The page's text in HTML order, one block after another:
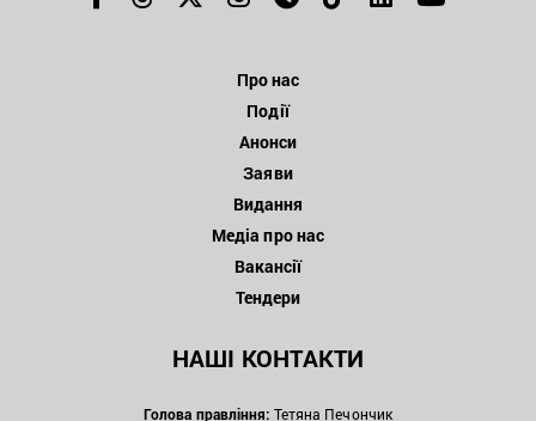
Про нас
Події
Анонси
Заяви
Видання
Медіа про нас
Вакансії
Тендери
НАШІ КОНТАКТИ
Голова правління: Тетяна Печончик